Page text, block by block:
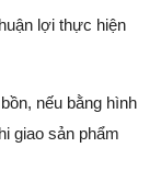
lợi thực hiện
nếu bằng hình
giao sản phẩm